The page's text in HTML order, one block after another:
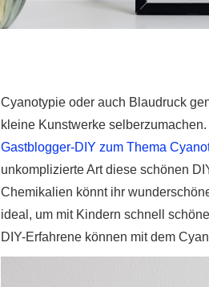
Cyanotypie oder auch Blaudruck
kleine Kunstwerke
Gastblogger-DIY zum Thema
unkomplizierte Art diese schönen
Chemikalien könnt ihr
ideal, um mit Kindern schnell
DIY-Erfahrene können mit dem